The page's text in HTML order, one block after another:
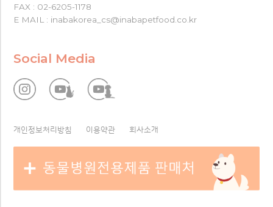
FAX : 02-6205-1178
E MAIL : inabakorea_cs@inabapetfood.co.kr
Social Media
개인정보처리방침 이용약관 회사소개